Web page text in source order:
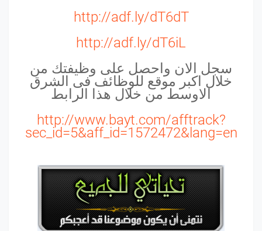
http://adf.ly/dT6dT
http://adf.ly/dT6iL
سجل الان واحصل على وظيفتك من
خلال اكبر موقع للوظائف فى الشرق
الاوسط من خلال هذا الرابط
http://www.bayt.com/afftrack?
sec_id=5&aff_id=1572472&lang=en